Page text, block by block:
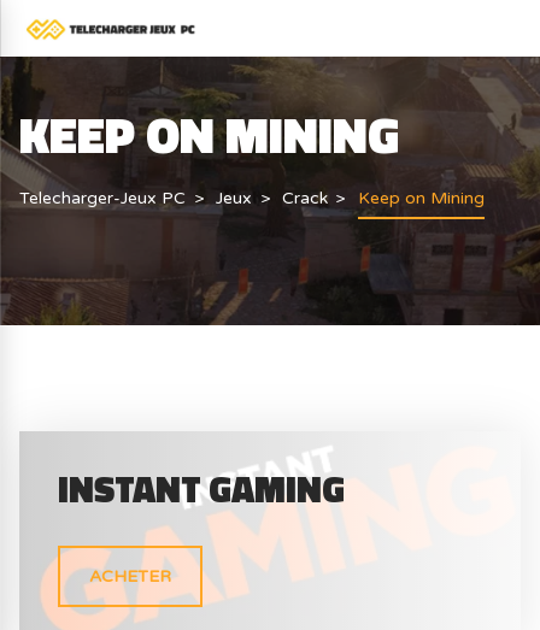
KEEP ON MINING
Telecharger-Jeux PC Jeux Crack Keep on Mining
INSTANT GAMING
ACHETER